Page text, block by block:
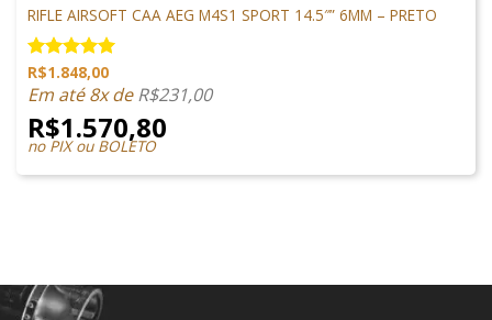
RIFLE AIRSOFT CAA AEG M4S1 SPORT 14.5″” 6MM – PRETO
Avaliação
5.00 de 5
R$1.848,00
Em até 8x deR$231,00
R$1.570,80
no PIX ou BOLETO